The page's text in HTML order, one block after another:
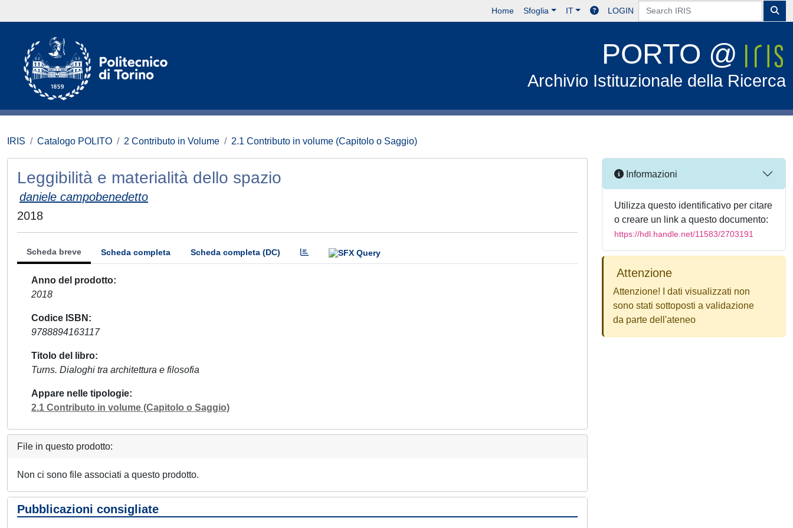
Home Sfoglia IT LOGIN
PORTO @
Archivio Istituzionale della Ricerca
IRIS Catalogo POLITO 2 Contributo in Volume 2.1 Contributo in volume (Capitolo o Saggio)
Leggibilità e materialità dello spazio
daniele campobenedetto
2018
Scheda breve Scheda completa Scheda completa (DC)
Anno del prodotto
2018
Codice ISBN
9788894163117
Titolo del libro
Turns. Dialoghi tra architettura e filosofia
Appare nelle tipologie
2.1 Contributo in volume (Capitolo o Saggio)
File in questo prodotto:
Non ci sono file associati a questo prodotto.
Pubblicazioni consigliate
Informazioni
Utilizza questo identificativo per citare
o creare un link a questo documento:
https://hdl.handle.net/11583/2703191
Attenzione
Attenzione! I dati visualizzati non
sono stati sottoposti a validazione
da parte dell'ateneo